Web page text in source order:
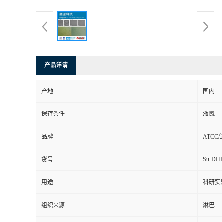
产品详请
产地 国内
保存条件 液氮
品牌 ATCC/
货号 Su-
用途 科研实
组织来源 淋巴